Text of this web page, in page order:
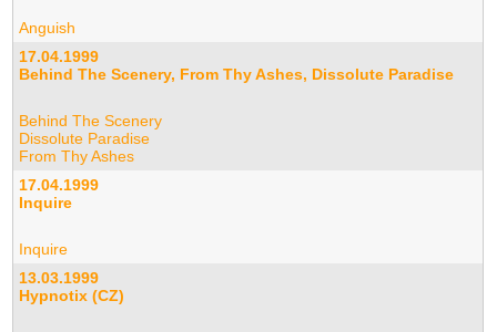
Anguish
17.04.1999
Behind The Scenery, From Thy Ashes, Dissolute Paradise
Behind The Scenery
Dissolute Paradise
From Thy Ashes
17.04.1999
Inquire
Inquire
13.03.1999
Hypnotix (CZ)